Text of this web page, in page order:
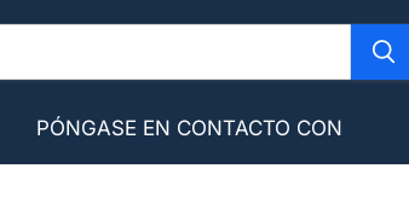
PÓNGASE EN CONTACTO CON